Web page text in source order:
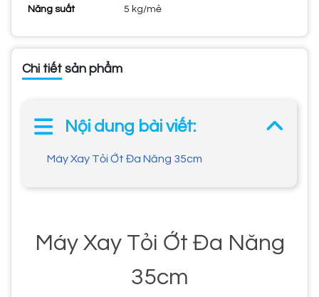
Năng suất 5 kg/mẻ
Chi tiết sản phẩm
Nội dung bài viết:
Máy Xay Tỏi Ớt Đa Năng 35cm
Máy Xay Tỏi Ớt Đa Năng
35cm